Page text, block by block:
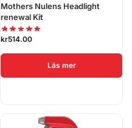
Mothers Nulens Headlight
renewal Kit
kr514.00
Läs mer